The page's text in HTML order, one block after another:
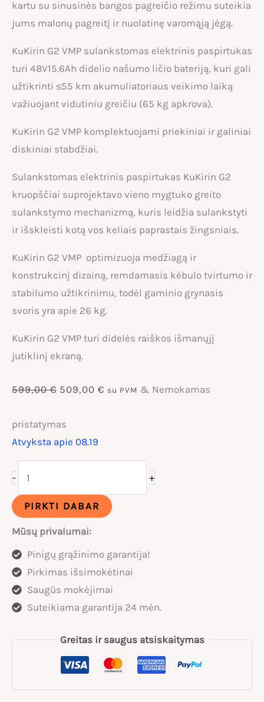
kartu su sinusinės bangos pagreičio režimu suteikia
jums malonų pagreitį ir nuolatinę varomąją jėgą.
KuKirin G2 VMP sulankstomas elektrinis paspirtukas
turi 48V15.6Ah didelio našumo ličio bateriją, kuri gali
užtikrinti ≤55 km akumuliatoriaus veikimo laiką
važiuojant vidutiniu greičiu (65 kg apkrova).
KuKirin G2 VMP komplektuojami priekiniai ir galiniai
diskiniai stabdžiai.
Sulankstomas elektrinis paspirtukas KuKirin G2
kruopščiai suprojektavo vieno mygtuko greito
sulankstymo mechanizmą, kuris leidžia sulankstyti
ir išskleisti kotą vos keliais paprastais žingsniais.
KuKirin G2 VMP optimizuoja medžiagą ir
konstrukcinį dizainą, remdamasis kėbulo tvirtumo ir
stabilumo užtikrinimu, todėl gaminio grynasis
svoris yra apie 26 kg.
KuKirin G2 VMP turi didelės raiškos išmanųjį
jutiklinį ekraną.
599,00€ Original
was:
509,00 € Current
509,00 €.
su PVM & Nemokamas
pristatymas
Atvyksta apie 08.19
-
KuKirin
500W
DGT
El.
Paspirtukas
25Km/h
+
PIRKTI DABAR
Mūsų privalumai:
Pinigų grąžinimo garantija!
Pirkimas išsimokėtinai
Saugūs mokėjimai
Suteikiama garantija 24 mėn.
Greitas ir saugus atsiskaitymas